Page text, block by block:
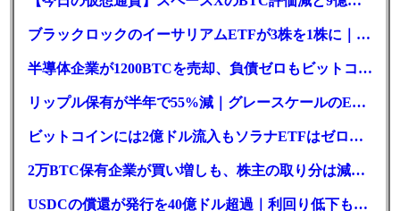
ブラックロックのイーサリアムETFが3株を1株に｜年初来37%安
半導体企業が1200BTCを売却、負債ゼロもビットコイン戦略は後退
リップル保有が半年で55%減｜グレースケールのETF、純資産1.6億ドル減
ビットコインには2億ドル流入もソラナETFはゼロ｜5営業日連続で停止
2万BTC保有企業が買い増しも、株主の取り分は減少｜目標と逆行
USDCの償還が発行を40億ドル超過｜利回り低下も収益は増加